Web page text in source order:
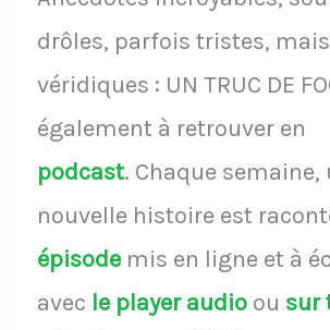
drôles, parfois tristes,
véridiques : UN TRUC DE
également à retrouver en
podcast. Chaque semaine,
nouvelle histoire est
épisodemis en ligne et à
avec le player audio ou sur